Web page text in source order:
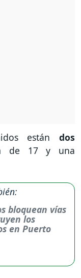
están dos
de 17 y una
bloquean vías
los
en Puerto